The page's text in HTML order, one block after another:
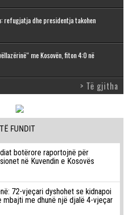
refugjatja dhe presidentja takohen
me Kosovën, fiton 4:0 në
> Të gjitha
TË FUNDIT
botërore raportojnë për
në Kuvendin e Kosovës
72-vjeçari dyshohet se kidnapoi
mbajti me dhunë një djalë 4-vjeçar